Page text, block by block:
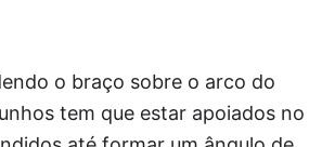
o braço sobre o arco do
tem que estar apoiados no